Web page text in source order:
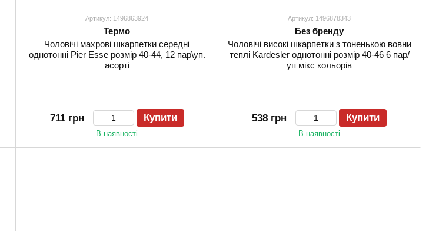
Артикул: 1496863924
Термо
Чоловічі махрові шкарпетки середні
однотонні Pier Esse розмір 40-44, 12 пар\уп.
асорті
711 грн Купити
В наявності
Артикул: 1496878343
Без бренду
Чоловічі високі шкарпетки з тоненькою вовни
теплі Kardesler однотонні розмір 40-46 6 пар/
уп мікс кольорів
538 грн Купити
В наявності